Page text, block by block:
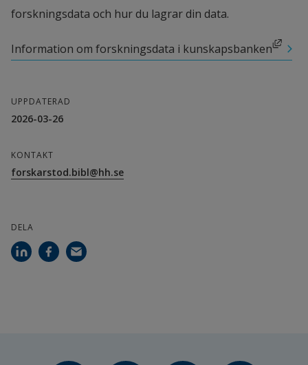
forskningsdata och hur du lagrar din data.
Information om forskningsdata i kunskapsbanken
Länk till annan webbplats, öppnas i nytt fönster.
UPPDATERAD
2026-03-26
KONTAKT
forskarstod.bibl@hh.se
DELA